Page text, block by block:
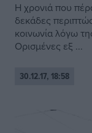
Η χρονιά που
δεκάδες
κοινωνία λόγω
Ορισμένες εξ ...
30.12.17, 18:58